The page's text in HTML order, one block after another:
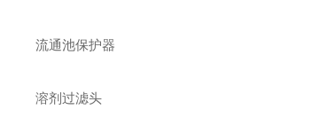
流通池保护器
溶剂过滤头